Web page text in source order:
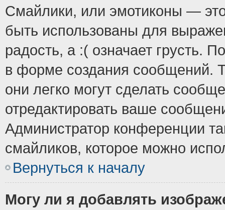
Смайлики, или эмотиконы —
быть использованы для
радость, а :( означает грусть.
в форме создания сообщений.
они легко могут сделать
отредактировать ваше
Администратор конференции
смайликов, которое можно
Вернуться к началу
Могу ли я добавлять